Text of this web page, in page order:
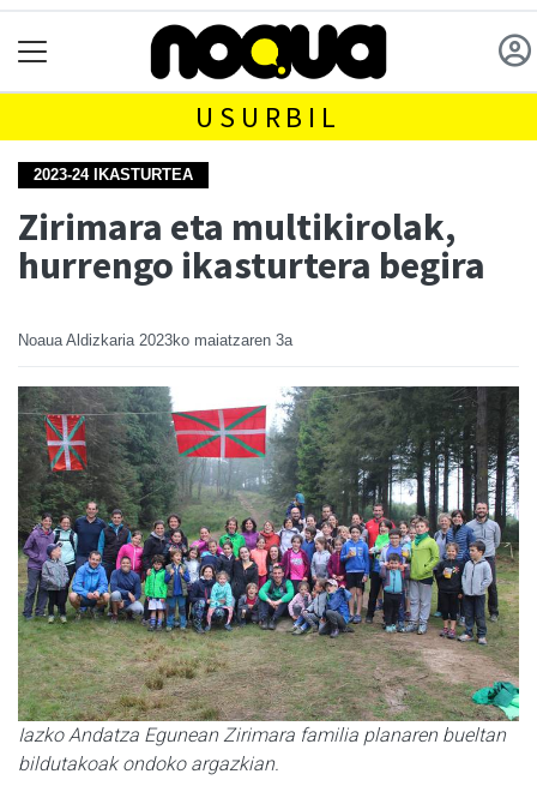
USURBIL
2023-24 IKASTURTEA
Zirimara eta multikirolak,
hurrengo ikasturtera begira
Noaua Aldizkaria 2023ko maiatzaren 3a
Iazko Andatza Egunean Zirimara familia planaren bueltan
bildutakoak ondoko argazkian.